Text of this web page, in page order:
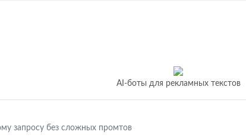
AI-боты для рекламных текстов
запросу без сложных промтов